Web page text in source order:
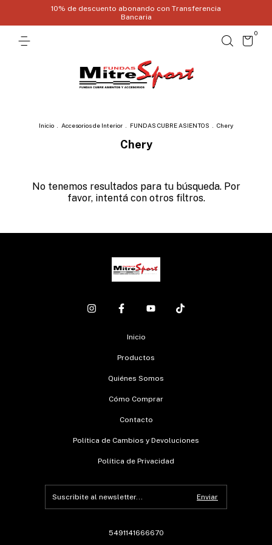
10% de descuento abonando con Transferencia
Bancaria
0
Inicio Accesorios de Interior FUNDAS CUBRE ASIENTOS Chery
Chery
No tenemos resultados para tu búsqueda. Por
favor, intentá con otros filtros.
Inicio
Productos
Quiénes Somos
Cómo Comprar
Contacto
Política de Cambios y Devoluciones
Política de Privacidad
5491141666670